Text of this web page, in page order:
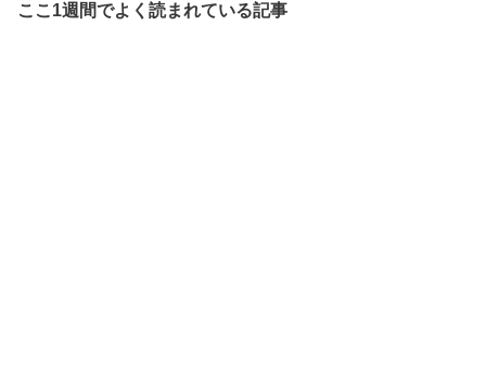
ここ1週間でよく読まれている記事